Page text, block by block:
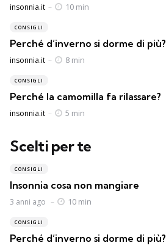
Posted
insonnia.it 10 min
CONSIGLI
Perché d’inverno si dorme di più?
Posted
insonnia.it 8 min
CONSIGLI
Perché la camomilla fa rilassare?
Posted
insonnia.it 5 min
Scelti per te
CONSIGLI
Insonnia cosa non mangiare
3 anni ago 10 min
CONSIGLI
Perché d’inverno si dorme di più?